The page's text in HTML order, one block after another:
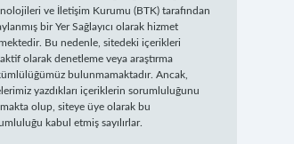
ve İletişim Kurumu (BTK) tarafından
bir Yer Sağlayıcı olarak hizmet
Bu nedenle, sitedeki içerikleri
olarak denetleme veya araştırma
bulunmamaktadır. Ancak,
yazdıkları içeriklerin sorumluluğunu
olup, siteye üye olarak bu
kabul etmiş sayılırlar.